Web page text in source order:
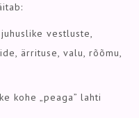
vestluste,
ärrituse, valu, rõõmu,
kohe „peaga” lahti